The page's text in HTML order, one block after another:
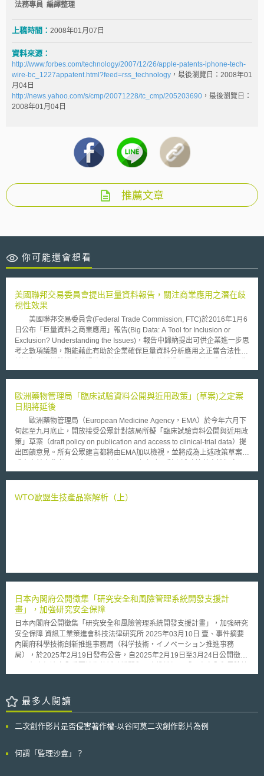
法務專員 編譯整理
上稿時間： 2008年01月07日
資料來源：
http://www.forbes.com/technology/2007/12/26/apple-patents-iphone-tech-
wire-bc_1227appatent.html?feed=rss_technology ，最後瀏覽日：2008年01
月04日
http://news.yahoo.com/s/cmp/20071228/tc_cmp/205203690 ，最後瀏覽日：
2008年01月04日
推薦文章
你可能還會想看
美國聯邦交易委員會提出巨量資料報告，關注商業應用之潛在歧
視性效果
美國聯邦交易委員會(Federal Trade Commission, FTC)於2016年1月6
日公布「巨量資料之商業應用」報告(Big Data: A Tool for Inclusion or
Exclusion? Understanding the Issues)，報告中歸納提出可供企業進一步思
考之數項議題，期能藉此有助於企業確保巨量資料分析應用之正當合法性，
消費者帶來最大的利益。FTC主委Edith Ramirez表示，巨量資料之重要性
業仍應確保巨量資料之利用不會產生傷害消費者之結果。 「巨量資料
之商業應用」報告經徵集公共意見與彙整相關研究後，聚焦於巨量資料生命
助弱勢群體的巨量資料創新利用方式，例如依病患之生理特性量身訂作並提
供醫療照護，或是新的消費者信用評等方式。報告同時也指出可能因為偏見
或資料錯誤帶來的風險，像是信用卡發卡銀行降低某人信用額度的原因並非
基於該持卡人之消費與還款記錄，而是與該持卡人被歸為「同一類型」之消
Information Nondiscrimination Act, GINA)、以及聯邦交易委員會法，報告
歐洲藥物管理局「臨床試驗資料公開與近用政策」(草案)之定案
日期將延後
歐洲藥物管理局（European Medicine Agency，EMA）於今年六月下
旬起至九月底止，開放接受公眾針對該局所擬「臨床試驗資料公開與近用政
策」草案（draft policy on publication and access to clinical-trial data）提
出回饋意見。所有公眾建言都將由EMA加以檢視，並將成為上述政策草案正
案，然而，由於歐洲藥物管理局收到超過一千則來自四面八方、不同立場之
將被迫遞延。新的定案時間表最慢將於十二月中上旬公布。 根據上述
WTO歐盟生技產品案解析（上）
日本內閣府公開徵集「研究安全和風險管理系統開發支援計
畫」，加強研究安全保障
日本內閣府公開徵集「研究安全和風險管理系統開發支援計畫」，加強研究
安全保障 資訊工業策進會科技法律研究所 2025年03月10日 壹、事件摘要
內閣府科學技術創新推進事務局（科学技術・イノベーション推進事務
局），於2025年2月19日發布公告，自2025年2月19日至3月24日公開徵集
理系統開發支援計畫」 [1]（研究セキュリティ・インテグリティに関する
究安全之保障。 貳、重點說明 日本曾發生研究者在不知情的情形下與北韓
研究者共著論文而危害研究安全事件，根據日本經濟新聞2024年11月28日
的國際共著論文發表，包含東京大學、名古屋大學等日本五所大學的研究者
聯合國制裁規定，且一名涉及本事件的研究者在論文發表後，仍被任命為國
最多人閱讀
二次創作影片是否侵害著作權-以谷阿莫二次創作影片為例
何謂「監理沙盒」？